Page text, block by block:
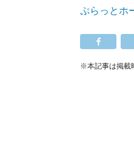
ぷらっとホ
※本記事は掲載